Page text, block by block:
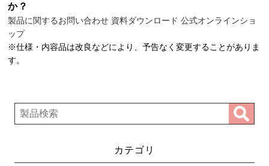
か？
製品に関するお問い合わせ 資料ダウンロード 公式オンラインショ
ップ
※仕様・内容品は改良などにより、予告なく変更することがありま
す。
カテゴリ